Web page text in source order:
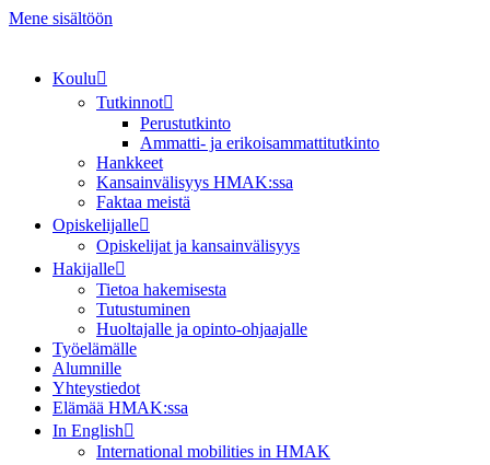
Mene sisältöön
Koulu
Tutkinnot
Perustutkinto
Ammatti- ja erikoisammattitutkinto
Hankkeet
Kansainvälisyys HMAK:ssa
Faktaa meistä
Opiskelijalle
Opiskelijat ja kansainvälisyys
Hakijalle
Tietoa hakemisesta
Tutustuminen
Huoltajalle ja opinto-ohjaajalle
Työelämälle
Alumnille
Yhteystiedot
Elämää HMAK:ssa
In English
International mobilities in HMAK